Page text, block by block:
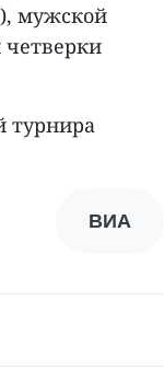
мужской
турнира
ВИА